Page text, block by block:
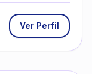
Ver Perfil